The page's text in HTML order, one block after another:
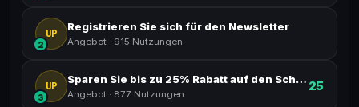
UP
2
Registrieren Sie sich für den Newsletter
Angebot · 915 Nutzungen
UP
3
Sparen Sie bis zu 25% Rabatt auf den Schlüsselbundschlüsselring
Angebot · 877 Nutzungen
25